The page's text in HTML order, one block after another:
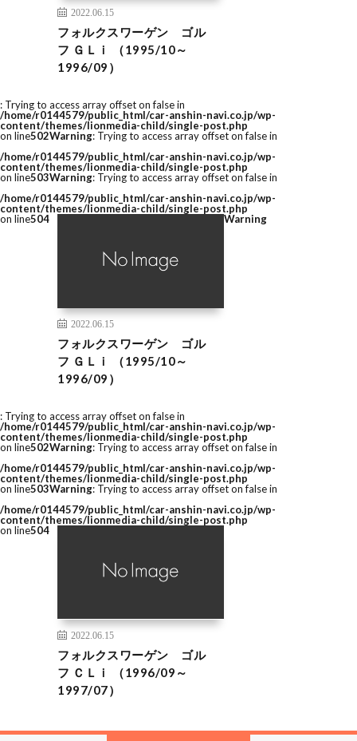
2022.06.15
フォルクスワーゲン ゴル
フ ＧＬｉ （1995/10～
1996/09）
: Trying to access array offset on false in
/home/r0144579/public_html/car-anshin-navi.co.jp/wp-
content/themes/lionmedia-child/single-post.php
on line502Warning: Trying to access array offset on false in
/home/r0144579/public_html/car-anshin-navi.co.jp/wp-
content/themes/lionmedia-child/single-post.php
on line503Warning: Trying to access array offset on false in
/home/r0144579/public_html/car-anshin-navi.co.jp/wp-
content/themes/lionmedia-child/single-post.php
on line504
2022.06.15
フォルクスワーゲン ゴル
フ ＧＬｉ （1995/10～
1996/09）
Warning
: Trying to access array offset on false in
/home/r0144579/public_html/car-anshin-navi.co.jp/wp-
content/themes/lionmedia-child/single-post.php
on line502Warning: Trying to access array offset on false in
/home/r0144579/public_html/car-anshin-navi.co.jp/wp-
content/themes/lionmedia-child/single-post.php
on line503Warning: Trying to access array offset on false in
/home/r0144579/public_html/car-anshin-navi.co.jp/wp-
content/themes/lionmedia-child/single-post.php
on line504
2022.06.15
フォルクスワーゲン ゴル
フ ＣＬｉ （1996/09～
1997/07）